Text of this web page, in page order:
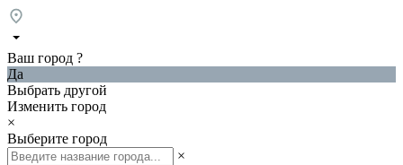
Ваш город ?
Да
Выбрать другой
Изменить город
×
Выберите город
×